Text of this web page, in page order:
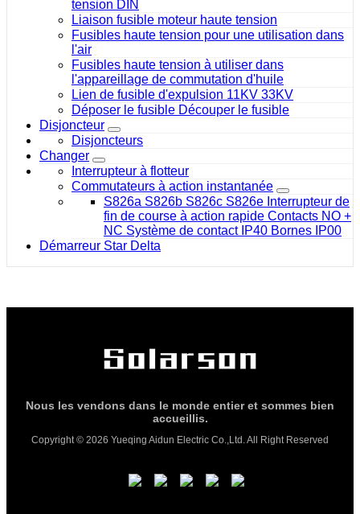
tension DIN
Liaison fusible moteur haute tension
Fusibles haute tension pour une utilisation dans
l'air
Fusibles haute tension à utiliser dans
l'appareillage de commutation d'huile
Lien de fusible d'expulsion 11KV 33KV
Déposer le fusible Découper le fusible
Disjoncteur
Disjoncteurs
Changer
Interrupteur à flotteur
Commutateurs à action instantanée
S826a S826b S826c S826e Interrupteur de
fin de course à action rapide Contacts NO +
NC Système de contact IP40 Bornes IP00
Démarreur Star Delta
Nous les vendons dans le monde entier et sommes bien
accueillis.
Copyright © 2026 Yueqing Aidun Electric Co.,Ltd. All Right Reserved